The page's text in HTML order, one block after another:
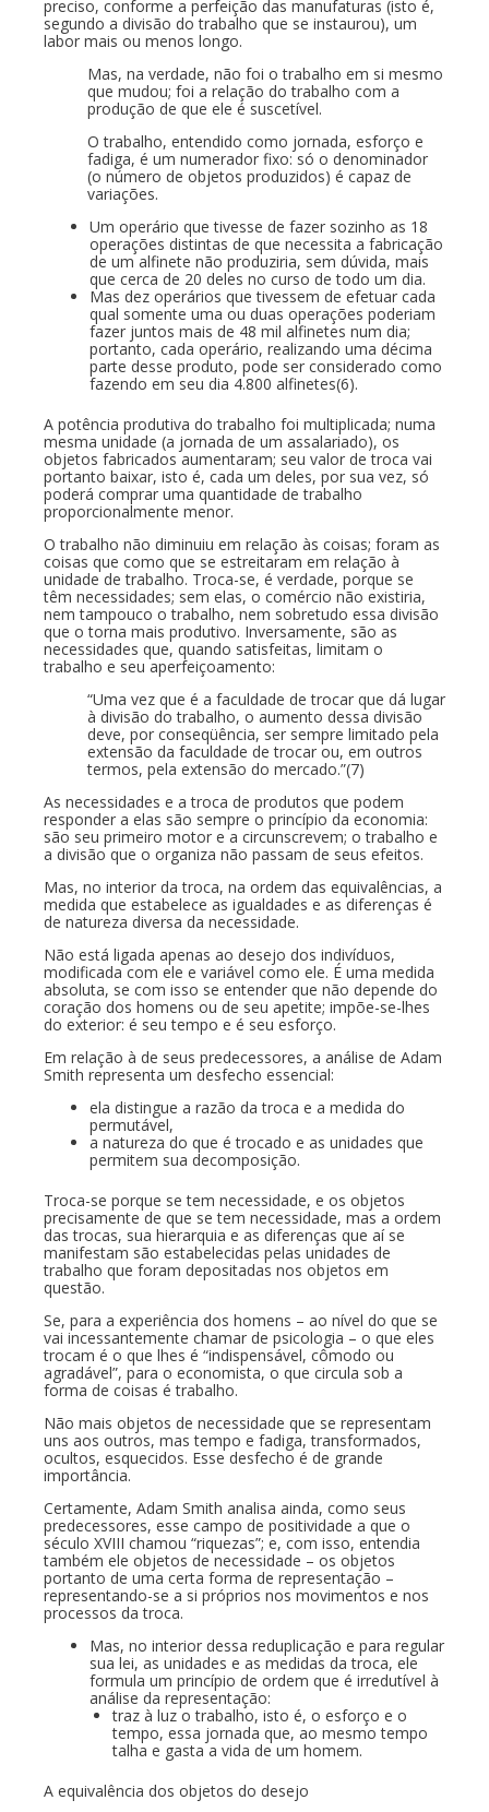
preciso, conforme a perfeição das manufaturas (isto é,
segundo a divisão do trabalho que se instaurou), um
labor mais ou menos longo.
Mas, na verdade, não foi o trabalho em si mesmo
que mudou; foi a relação do trabalho com a
produção de que ele é suscetível.
O trabalho, entendido como jornada, esforço e
fadiga, é um numerador fixo: só o denominador
(o número de objetos produzidos) é capaz de
variações.
Um operário que tivesse de fazer sozinho as 18
operações distintas de que necessita a fabricação
de um alfinete não produziria, sem dúvida, mais
que cerca de 20 deles no curso de todo um dia.
Mas dez operários que tivessem de efetuar cada
qual somente uma ou duas operações poderiam
fazer juntos mais de 48 mil alfinetes num dia;
portanto, cada operário, realizando uma décima
parte desse produto, pode ser considerado como
fazendo em seu dia 4.800 alfinetes(6).
A potência produtiva do trabalho foi multiplicada; numa
mesma unidade (a jornada de um assalariado), os
objetos fabricados aumentaram; seu valor de troca vai
portanto baixar, isto é, cada um deles, por sua vez, só
poderá comprar uma quantidade de trabalho
proporcionalmente menor.
O trabalho não diminuiu em relação às coisas; foram as
coisas que como que se estreitaram em relação à
unidade de trabalho. Troca-se, é verdade, porque se
têm necessidades; sem elas, o comércio não existiria,
nem tampouco o trabalho, nem sobretudo essa divisão
que o torna mais produtivo. Inversamente, são as
necessidades que, quando satisfeitas, limitam o
trabalho e seu aperfeiçoamento:
“Uma vez que é a faculdade de trocar que dá lugar
à divisão do trabalho, o aumento dessa divisão
deve, por conseqüência, ser sempre limitado pela
extensão da faculdade de trocar ou, em outros
termos, pela extensão do mercado.”(7)
As necessidades e a troca de produtos que podem
responder a elas são sempre o princípio da economia:
são seu primeiro motor e a circunscrevem; o trabalho e
a divisão que o organiza não passam de seus efeitos.
Mas, no interior da troca, na ordem das equivalências, a
medida que estabelece as igualdades e as diferenças é
de natureza diversa da necessidade.
Não está ligada apenas ao desejo dos indivíduos,
modificada com ele e variável como ele. É uma medida
absoluta, se com isso se entender que não depende do
coração dos homens ou de seu apetite; impõe-se-lhes
do exterior: é seu tempo e é seu esforço.
Em relação à de seus predecessores, a análise de Adam
Smith representa um desfecho essencial:
ela distingue a razão da troca e a medida do
permutável,
a natureza do que é trocado e as unidades que
permitem sua decomposição.
Troca-se porque se tem necessidade, e os objetos
precisamente de que se tem necessidade, mas a ordem
das trocas, sua hierarquia e as diferenças que aí se
manifestam são estabelecidas pelas unidades de
trabalho que foram depositadas nos objetos em
questão.
Se, para a experiência dos homens – ao nível do que se
vai incessantemente chamar de psicologia – o que eles
trocam é o que lhes é “indispensável, cômodo ou
agradável”, para o economista, o que circula sob a
forma de coisas é trabalho.
Não mais objetos de necessidade que se representam
uns aos outros, mas tempo e fadiga, transformados,
ocultos, esquecidos. Esse desfecho é de grande
importância.
Certamente, Adam Smith analisa ainda, como seus
predecessores, esse campo de positividade a que o
século XVIII chamou “riquezas”; e, com isso, entendia
também ele objetos de necessidade – os objetos
portanto de uma certa forma de representação –
representando-se a si próprios nos movimentos e nos
processos da troca.
Mas, no interior dessa reduplicação e para regular
sua lei, as unidades e as medidas da troca, ele
formula um princípio de ordem que é irredutível à
análise da representação:
traz à luz o trabalho, isto é, o esforço e o
tempo, essa jornada que, ao mesmo tempo
talha e gasta a vida de um homem.
A equivalência dos objetos do desejo